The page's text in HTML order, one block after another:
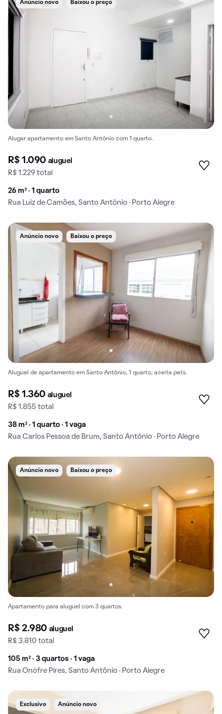
Anúncio novo Baixou o preço
Alugar apartamento em Santo Antônio com 1 quarto.
R$ 1.090 aluguel
R$ 1.229 total
26 m² · 1 quarto
Rua Luiz de Camões, Santo Antônio · Porto Alegre
Anúncio novo Baixou o preço
Aluguel de apartamento em Santo Antônio, 1 quarto, aceita pets.
R$ 1.360 aluguel
R$ 1.855 total
38 m² · 1 quarto · 1 vaga
Rua Carlos Pessoa de Brum, Santo Antônio · Porto Alegre
Anúncio novo Baixou o preço
Apartamento para aluguel com 3 quartos.
R$ 2.980 aluguel
R$ 3.810 total
105 m² · 3 quartos · 1 vaga
Rua Onófre Píres, Santo Antônio · Porto Alegre
Exclusivo Anúncio novo